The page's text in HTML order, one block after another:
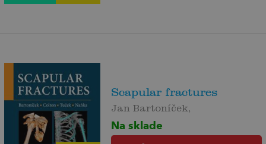
Scapular fractures
Jan Bartoníček,
Na sklade